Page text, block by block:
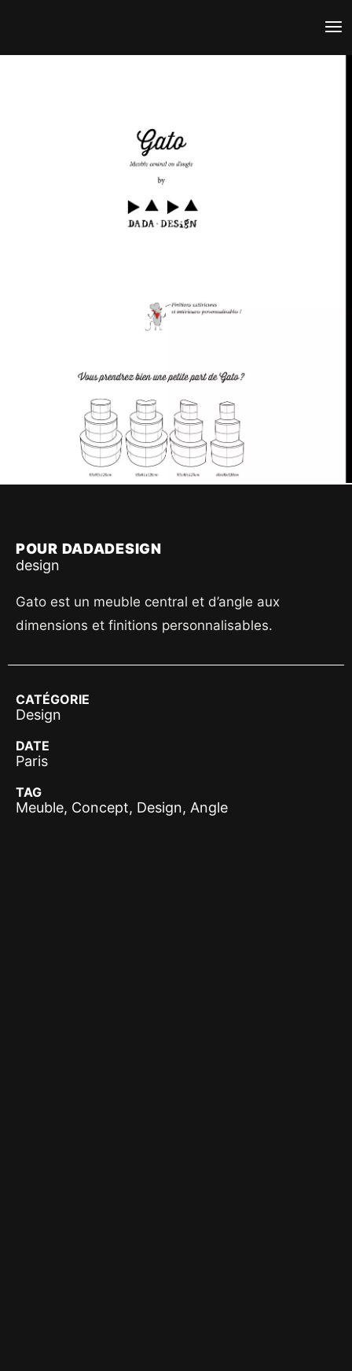
POUR DADADESIGN
design
Gato est un meuble central et d’angle aux
dimensions et finitions personnalisables.
CATÉGORIE
Design
DATE
Paris
TAG
Meuble, Concept, Design, Angle